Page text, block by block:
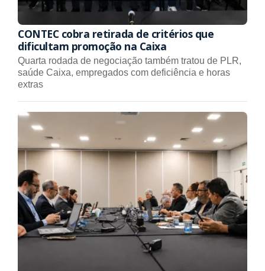
CONTEC cobra retirada de critérios que
dificultam promoção na Caixa
Quarta rodada de negociação também tratou de PLR,
saúde Caixa, empregados com deficiência e horas
extras